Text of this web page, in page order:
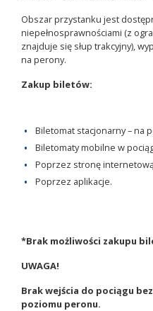
Obszar przystanku jest
niepełnosprawnościami (z
znajduje się słup trakcyjny),
na perony.
Zakup biletów:
Biletomat stacjonarny – na
Biletomaty mobilne w
Poprzez stronę
Poprzez aplikacje.
*Brak możliwości zakupu
UWAGA!
Brak wejścia do pociągu
poziomu peronu.